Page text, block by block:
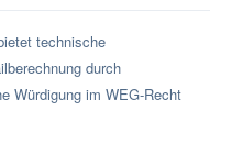
technische
durch
Würdigung im WEG-Recht